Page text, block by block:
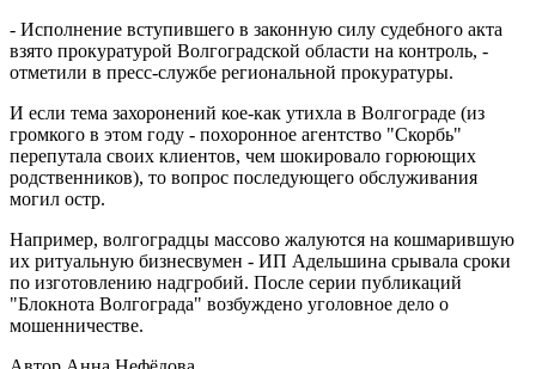
- Исполнение вступившего в законную силу судебного акта
взято прокуратурой Волгоградской области на контроль, -
отметили в пресс-службе региональной прокуратуры.
И если тема захоронений кое-как утихла в Волгограде (из
громкого в этом году - похоронное агентство "Скорбь"
перепутала своих клиентов, чем шокировало горюющих
родственников), то вопрос последующего обслуживания
могил остр.
Например, волгоградцы массово жалуются на кошмарившую
их ритуальную бизнесвумен - ИП Адельшина срывала сроки
по изготовлению надгробий. После серии публикаций
"Блокнота Волгограда" возбуждено уголовное дело о
мошенничестве.